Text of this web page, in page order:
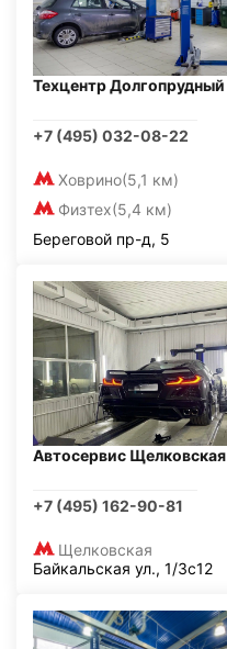
Техцентр Долгопрудный
+7 (495) 032-08-22
Ховрино(5,1 км)
Физтех(5,4 км)
Береговой пр-д, 5
Автосервис Щелковская
+7 (495) 162-90-81
Щелковская
Байкальская ул., 1/3с12